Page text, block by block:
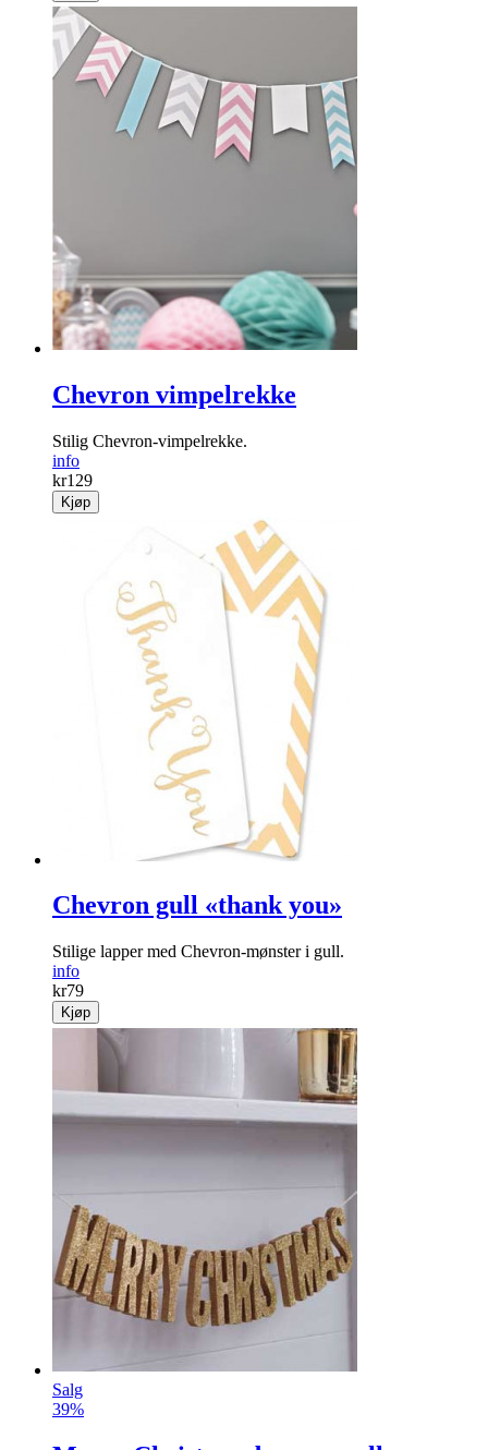
Chevron vimpelrekke
Stilig Chevron-vimpelrekke.
info
kr129
Kjøp
Chevron gull «thank you»
Stilige lapper med Chevron-mønster i gull.
info
kr79
Kjøp
Salg
39%